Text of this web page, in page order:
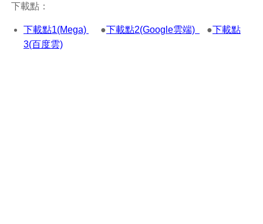
下載點：
下載點1(Mega) ●下載點2(Google雲端) ●下載點
3(百度雲)